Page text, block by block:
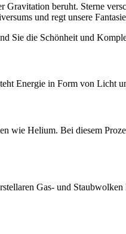
beruht. Sterne
und regt unsere
Sie die Schönheit und
Energie in Form von Licht
wie Helium. Bei diesem
Gas- und